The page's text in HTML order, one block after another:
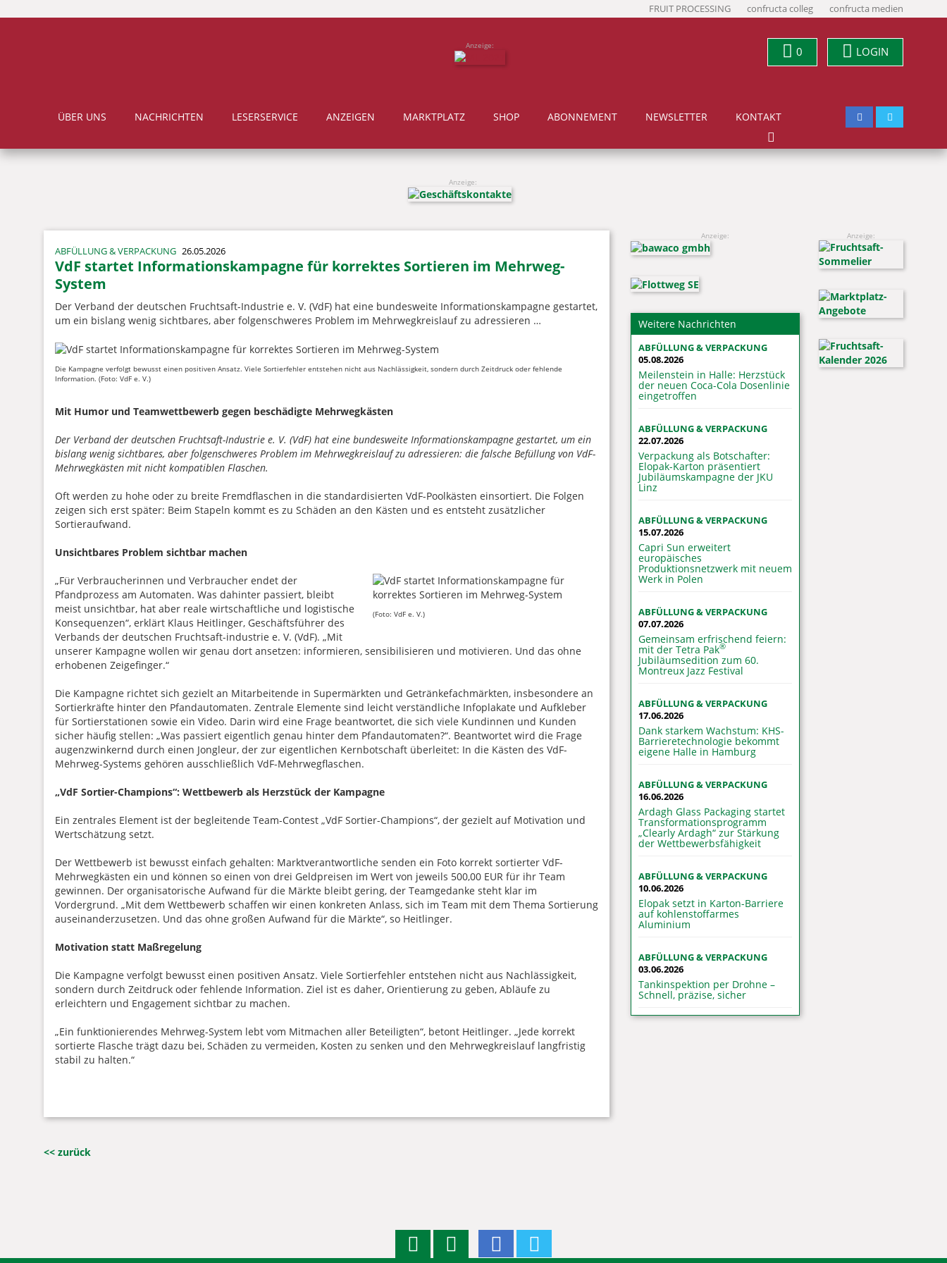
FRUIT PROCESSING confructa colleg confructa medien
0 LOGIN
Anzeige:
ÜBER UNS NACHRICHTEN LESERSERVICE ANZEIGEN MARKTPLATZ SHOP ABONNEMENT NEWSLETTER KONTAKT
Anzeige:
ABFÜLLUNG & VERPACKUNG 26.05.2026
VdF startet Informationskampagne für korrektes Sortieren im Mehrweg-
System
Der Verband der deutschen Fruchtsaft-Industrie e. V. (VdF) hat eine bundesweite Informationskampagne gestartet,
um ein bislang wenig sichtbares, aber folgenschweres Problem im Mehrwegkreislauf zu adressieren …
Die Kampagne verfolgt bewusst einen positiven Ansatz. Viele Sortierfehler entstehen nicht aus Nachlässigkeit, sondern durch Zeitdruck oder fehlende
Information. (Foto: VdF e. V.)
Mit Humor und Teamwettbewerb gegen beschädigte Mehrwegkästen
Der Verband der deutschen Fruchtsaft-Industrie e. V. (VdF) hat eine bundesweite Informationskampagne gestartet, um ein
bislang wenig sichtbares, aber folgenschweres Problem im Mehrwegkreislauf zu adressieren: die falsche Befüllung von VdF-
Mehrwegkästen mit nicht kompatiblen Flaschen.
Oft werden zu hohe oder zu breite Fremdflaschen in die standardisierten VdF-Poolkästen einsortiert. Die Folgen
zeigen sich erst später: Beim Stapeln kommt es zu Schäden an den Kästen und es entsteht zusätzlicher
Sortieraufwand.
Unsichtbares Problem sichtbar machen
(Foto: VdF e. V.)
„Für Verbraucherinnen und Verbraucher endet der
Pfandprozess am Automaten. Was dahinter passiert, bleibt
meist unsichtbar, hat aber reale wirtschaftliche und logistische
Konsequenzen“, erklärt Klaus Heitlinger, Geschäftsführer des
Verbands der deutschen Fruchtsaft-industrie e. V. (VdF). „Mit
unserer Kampagne wollen wir genau dort ansetzen: informieren, sensibilisieren und motivieren. Und das ohne
erhobenen Zeigefinger.“
Die Kampagne richtet sich gezielt an Mitarbeitende in Supermärkten und Getränkefachmärkten, insbesondere an
Sortierkräfte hinter den Pfandautomaten. Zentrale Elemente sind leicht verständliche Infoplakate und Aufkleber
für Sortierstationen sowie ein Video. Darin wird eine Frage beantwortet, die sich viele Kundinnen und Kunden
sicher häufig stellen: „Was passiert eigentlich genau hinter dem Pfandautomaten?“. Beantwortet wird die Frage
augenzwinkernd durch einen Jongleur, der zur eigentlichen Kernbotschaft überleitet: In die Kästen des VdF-
Mehrweg-Systems gehören ausschließlich VdF-Mehrwegflaschen.
„VdF Sortier-Champions“: Wettbewerb als Herzstück der Kampagne
Ein zentrales Element ist der begleitende Team-Contest „VdF Sortier-Champions“, der gezielt auf Motivation und
Wertschätzung setzt.
Der Wettbewerb ist bewusst einfach gehalten: Marktverantwortliche senden ein Foto korrekt sortierter VdF-
Mehrwegkästen ein und können so einen von drei Geldpreisen im Wert von jeweils 500,00 EUR für ihr Team
gewinnen. Der organisatorische Aufwand für die Märkte bleibt gering, der Teamgedanke steht klar im
Vordergrund. „Mit dem Wettbewerb schaffen wir einen konkreten Anlass, sich im Team mit dem Thema Sortierung
auseinanderzusetzen. Und das ohne großen Aufwand für die Märkte“, so Heitlinger.
Motivation statt Maßregelung
Die Kampagne verfolgt bewusst einen positiven Ansatz. Viele Sortierfehler entstehen nicht aus Nachlässigkeit,
sondern durch Zeitdruck oder fehlende Information. Ziel ist es daher, Orientierung zu geben, Abläufe zu
erleichtern und Engagement sichtbar zu machen.
„Ein funktionierendes Mehrweg-System lebt vom Mitmachen aller Beteiligten“, betont Heitlinger. „Jede korrekt
sortierte Flasche trägt dazu bei, Schäden zu vermeiden, Kosten zu senken und den Mehrwegkreislauf langfristig
stabil zu halten.“
<< zurück
Anzeige:
Weitere Nachrichten
ABFÜLLUNG & VERPACKUNG
05.08.2026
Meilenstein in Halle: Herzstück
der neuen Coca-Cola Dosenlinie
eingetroffen
ABFÜLLUNG & VERPACKUNG
22.07.2026
Verpackung als Botschafter:
Elopak-Karton präsentiert
Jubiläumskampagne der JKU
Linz
ABFÜLLUNG & VERPACKUNG
15.07.2026
Capri Sun erweitert
europäisches
Produktionsnetzwerk mit neuem
Werk in Polen
ABFÜLLUNG & VERPACKUNG
07.07.2026
Gemeinsam erfrischend feiern:
mit der Tetra Pak®
Jubiläumsedition zum 60.
Montreux Jazz Festival
ABFÜLLUNG & VERPACKUNG
17.06.2026
Dank starkem Wachstum: KHS-
Barrieretechnologie bekommt
eigene Halle in Hamburg
ABFÜLLUNG & VERPACKUNG
16.06.2026
Ardagh Glass Packaging startet
Transformationsprogramm
„Clearly Ardagh“ zur Stärkung
der Wettbewerbsfähigkeit
ABFÜLLUNG & VERPACKUNG
10.06.2026
Elopak setzt in Karton-Barriere
auf kohlenstoffarmes
Aluminium
ABFÜLLUNG & VERPACKUNG
03.06.2026
Tankinspektion per Drohne –
Schnell, präzise, sicher
Anzeige: